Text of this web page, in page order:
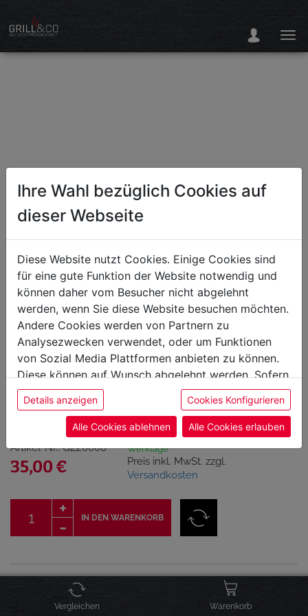
Feuerhaken "Eiche"
Artikel-Nr.: GZ20008
35,00 €
sofort versandbereit, Lieferfrist 1-3
Werktage
Preis inkl. MwSt. zzgl.
Versandkosten
IN DEN WARENKORB
Click & Collect Verfügbarkeit
Vergleichen Warenkorb
Ihre Wahl bezüglich Cookies auf
dieser Webseite
Diese Website nutzt Cookies. Einige Cookies sind
für eine gute Funktion der Website notwendig und
können daher vom Besucher nicht abgelehnt
werden, wenn Sie diese Website besuchen möchten.
Andere Cookies werden von Partnern zu
Analysezwecken verwendet, oder um Funktionen
von Sozial Media Plattformen anbieten zu können.
Diese können auf Wunsch abgelehnt werden. Sofern
sie unsere Webseite weiter nutzen, geben Sie
Einwilligung zu unseren Cookies.
Details anzeigen Cookies Konfigurieren
Alle Cookies ablehnen Alle Cookies erlauben